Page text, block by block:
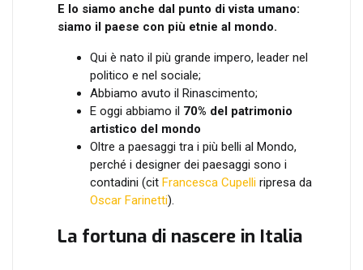
E lo siamo anche dal punto di vista umano:
siamo il paese con più etnie al mondo.
Qui è nato il più grande impero, leader nel
politico e nel sociale;
Abbiamo avuto il Rinascimento;
E oggi abbiamo il 70% del patrimonio
artistico del mondo
Oltre a paesaggi tra i più belli al Mondo,
perché i designer dei paesaggi sono i
contadini (cit Francesca Cupelli ripresa da
Oscar Farinetti).
La fortuna di nascere in Italia